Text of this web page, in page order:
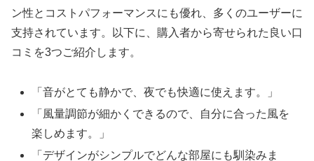
ン性とコストパフォーマンスにも優れ、多くのユーザーに
支持されています。以下に、購入者から寄せられた良い口
コミを3つご紹介します。
「音がとても静かで、夜でも快適に使えます。」
「風量調節が細かくできるので、自分に合った風を
楽しめます。」
「デザインがシンプルでどんな部屋にも馴染みま